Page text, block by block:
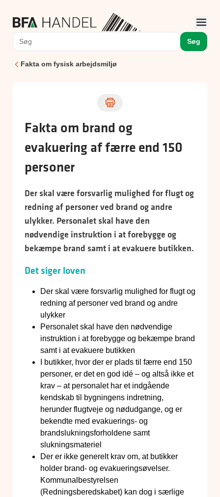
Søg
Fakta om fysisk arbejdsmiljø
Fakta om brand og
evakuering af færre end 150
personer
Der skal være forsvarlig mulighed for flugt og
redning af personer ved brand og andre
ulykker. Personalet skal have den
nødvendige instruktion i at forebygge og
bekæmpe brand samt i at evakuere butikken.
Det siger loven
Der skal være forsvarlig mulighed for flugt og
redning af personer ved brand og andre
ulykker
Personalet skal have den nødvendige
instruktion i at forebygge og bekæmpe brand
samt i at evakuere butikken
I butikker, hvor der er plads til færre end 150
personer, er det en god idé – og altså ikke et
krav – at personalet har et indgående
kendskab til bygningens indretning,
herunder flugtveje og nødudgange, og er
bekendte med evakuerings- og
brandslukningsforholdene samt
slukningsmateriel
Der er ikke generelt krav om, at butikker
holder brand- og evakueringsøvelser.
Kommunalbestyrelsen
(Redningsberedskabet) kan dog i særlige